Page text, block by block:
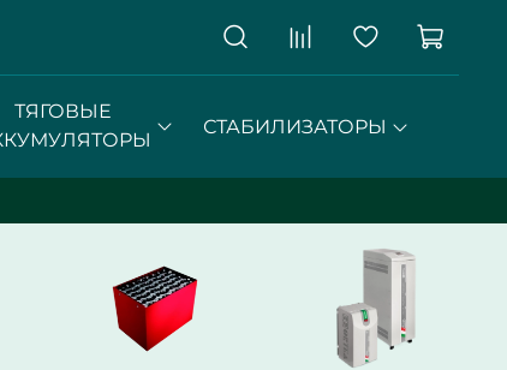
ТЯГОВЫЕ
СТАБИЛИЗАТОРЫ